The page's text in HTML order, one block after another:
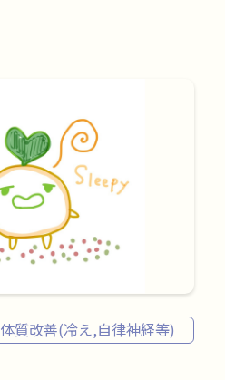
体質改善(冷え,自律神経等)